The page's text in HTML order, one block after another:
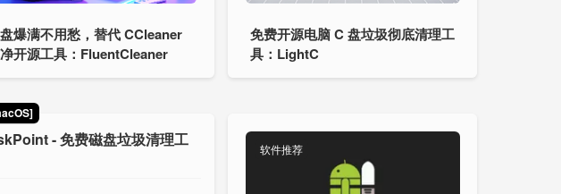
爆满不用愁，替代 CCleaner
开源工具：FluentCleaner
免费开源电脑 C 盘垃圾彻底清理工
具：LightC
- 免费磁盘垃圾清理工 软件推荐